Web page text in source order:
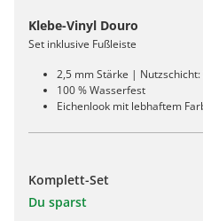
Klebe-Vinyl Douro
Set inklusive Fußleiste
2,5 mm Stärke |
100 % Wasserfest
Eichenlook mit lebhaftem
Komplett-Set
Du sparst